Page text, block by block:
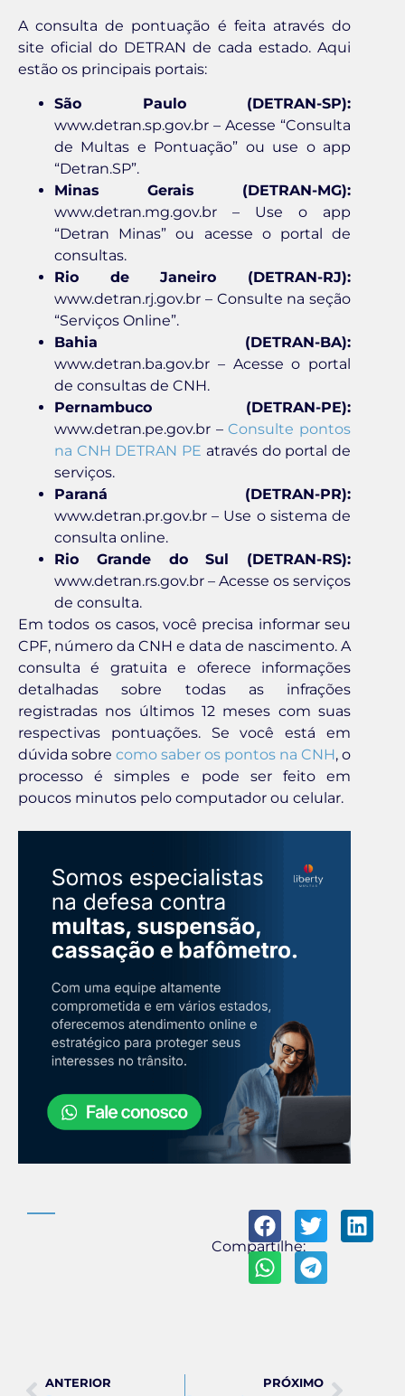
A consulta de pontuação é feita através do
site oficial do DETRAN de cada estado. Aqui
estão os principais portais:
São Paulo (DETRAN-SP):
www.detran.sp.gov.br – Acesse “Consulta
de Multas e Pontuação” ou use o app
“Detran.SP”.
Minas Gerais (DETRAN-MG):
www.detran.mg.gov.br – Use o app
“Detran Minas” ou acesse o portal de
consultas.
Rio de Janeiro (DETRAN-RJ):
www.detran.rj.gov.br – Consulte na seção
“Serviços Online”.
Bahia (DETRAN-BA):
www.detran.ba.gov.br – Acesse o portal
de consultas de CNH.
Pernambuco (DETRAN-PE):
www.detran.pe.gov.br –Consulte pontos
na CNH DETRAN PE através do portal de
serviços.
Paraná (DETRAN-PR):
www.detran.pr.gov.br – Use o sistema de
consulta online.
Rio Grande do Sul (DETRAN-RS):
www.detran.rs.gov.br – Acesse os serviços
de consulta.
Em todos os casos, você precisa informar seu
CPF, número da CNH e data de nascimento. A
consulta é gratuita e oferece informações
detalhadas sobre todas as infrações
registradas nos últimos 12 meses com suas
respectivas pontuações. Se você está em
dúvida sobre como saber os pontos na CNH, o
processo é simples e pode ser feito em
poucos minutos pelo computador ou celular.
Compartilhe:
ANTERIOR PRÓXIMO